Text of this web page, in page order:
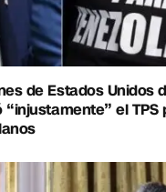
de Estados Unidos
el TPS